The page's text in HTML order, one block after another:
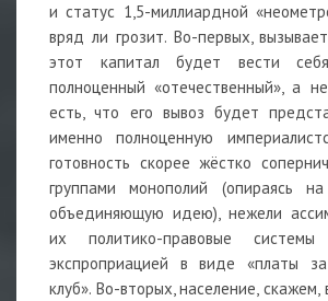
и статус 1,5-миллиардной
вряд ли грозит. Во-первых,
этот капитал будет вести
полноценный «отечественный», а
есть, что его вывоз будет
именно полноценную
готовность скорее жёстко
группами монополий (опираясь
объединяющую идею), нежели
их политико-правовые
экспроприацией в виде «платы
клуб». Во-вторых, население,